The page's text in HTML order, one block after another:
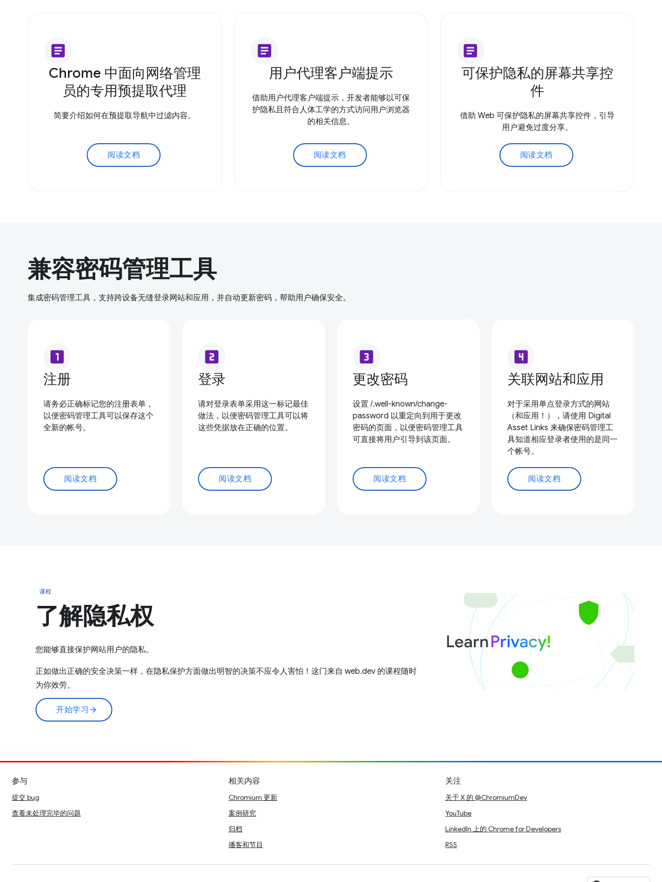
article
Chrome 中面向网络管理
员的专用预提取代理
简要介绍如何在预提取导航中过滤内容。
阅读文档
article
用户代理客户端提示
借助用户代理客户端提示，开发者能够以可保
护隐私且符合人体工学的方式访问用户浏览器
的相关信息。
阅读文档
article
可保护隐私的屏幕共享控
件
借助 Web 可保护隐私的屏幕共享控件，引导
用户避免过度分享。
阅读文档
兼容密码管理工具
集成密码管理工具，支持跨设备无缝登录网站和应用，并自动更新密码，帮助用户确保安全。
looks_one
注册
请务必正确标记您的注册表单，
以便密码管理工具可以保存这个
全新的帐号。
阅读文档
looks_two
登录
请对登录表单采用这一标记最佳
做法，以便密码管理工具可以将
这些凭据放在正确的位置。
阅读文档
looks_3
更改密码
设置 /.well-known/change-
password 以重定向到用于更改
密码的页面，以便密码管理工具
可直接将用户引导到该页面。
阅读文档
looks_4
关联网站和应用
对于采用单点登录方式的网站
（和应用！），请使用 Digital
Asset Links 来确保密码管理工
具知道相应登录者使用的是同一
个帐号。
阅读文档
课程
了解隐私权
您能够直接保护网站用户的隐私。
正如做出正确的安全决策一样，在隐私保护方面做出明智的决策不应令人害怕！这门来自 web.dev 的课程随时
为你效劳。
开始学习 arrow_forward
参与
提交 bug
查看未处理完毕的问题
相关内容
Chromium 更新
案例研究
归档
播客和节目
关注
关于 X 的 @ChromiumDev
YouTube
LinkedIn 上的 Chrome for Developers
RSS